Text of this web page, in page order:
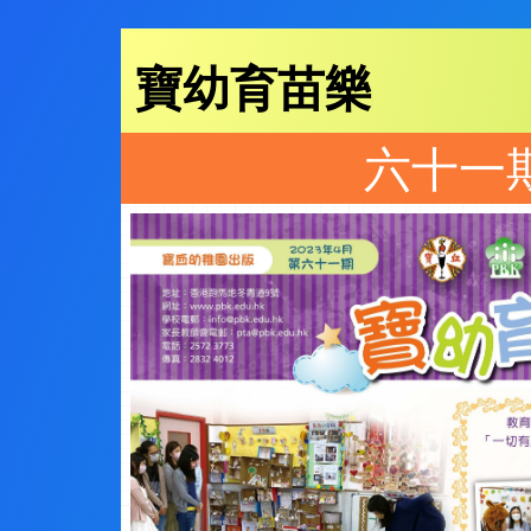
寶幼育苗樂
六十一